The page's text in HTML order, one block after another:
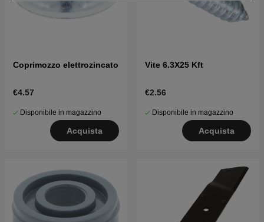
Coprimozzo elettrozincato
€4.57
Disponibile in magazzino
Acquista
Vite 6.3X25 Kft
€2.56
Disponibile in magazzino
Acquista